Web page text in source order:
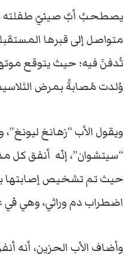
يصطحبُ أبٌ صينيّ طفلته
متواصل إلى قبرها
تُدفنَ فيه؛ حيث يتوقع
وُلدت مُصابةً بمرض
ويقول الأب “زهانغ
“سيتشوان”، إنّه أنفق كل
حيث تم تشخيص إصابتها
اضطراب دم وراثي، وهي